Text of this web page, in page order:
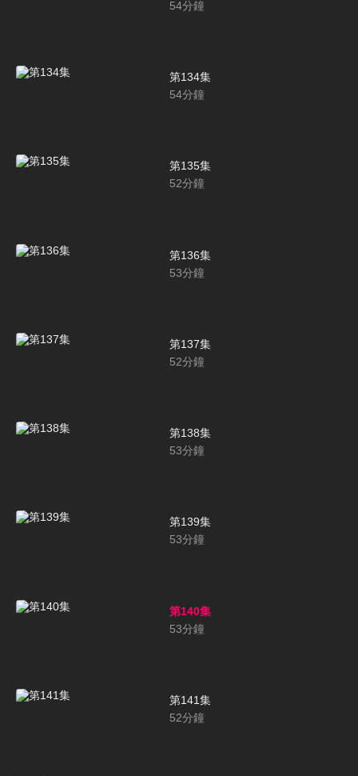
54分鐘
第134集
54分鐘
第135集
52分鐘
第136集
53分鐘
第137集
52分鐘
第138集
53分鐘
第139集
53分鐘
第140集
53分鐘
第141集
52分鐘